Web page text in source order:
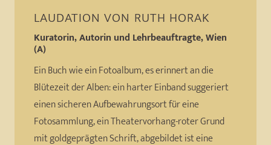
LAUDATION VON RUTH HORAK
Kuratorin, Autorin und Lehrbeauftragte, Wien
(A)
Ein Buch wie ein Fotoalbum, es erinnert an die
Blütezeit der Alben: ein harter Einband suggeriert
einen sicheren Aufbewahrungsort für eine
Fotosammlung, ein Theatervorhang-roter Grund
mit goldgeprägten Schrift, abgebildet ist eine